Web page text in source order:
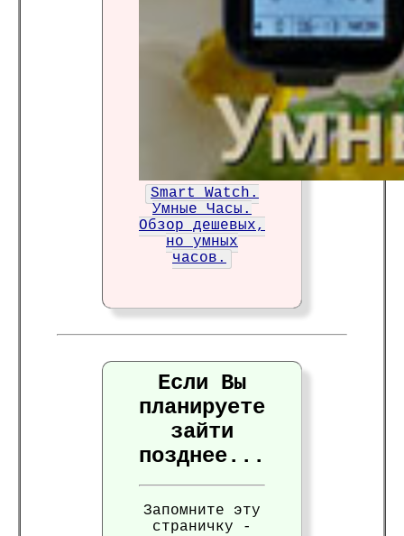
Smart Watch.
Умные Часы.
Обзор дешевых,
но умных
часов.
Если Вы
планируете
зайти
позднее...
Запомните эту
страничку -